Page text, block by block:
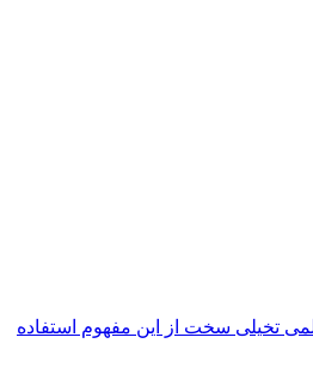
تخیلی سخت از این مفهوم استفاده